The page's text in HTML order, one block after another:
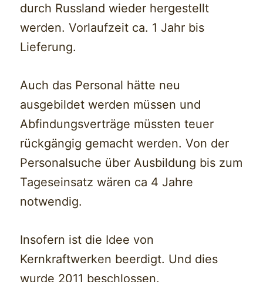
durch Russland wieder hergestellt
werden. Vorlaufzeit ca. 1 Jahr bis
Lieferung.
Auch das Personal hätte neu
ausgebildet werden müssen und
Abfindungsverträge müssten teuer
rückgängig gemacht werden. Von der
Personalsuche über Ausbildung bis zum
Tageseinsatz wären ca 4 Jahre
notwendig.
Insofern ist die Idee von
Kernkraftwerken beerdigt. Und dies
wurde 2011 beschlossen.